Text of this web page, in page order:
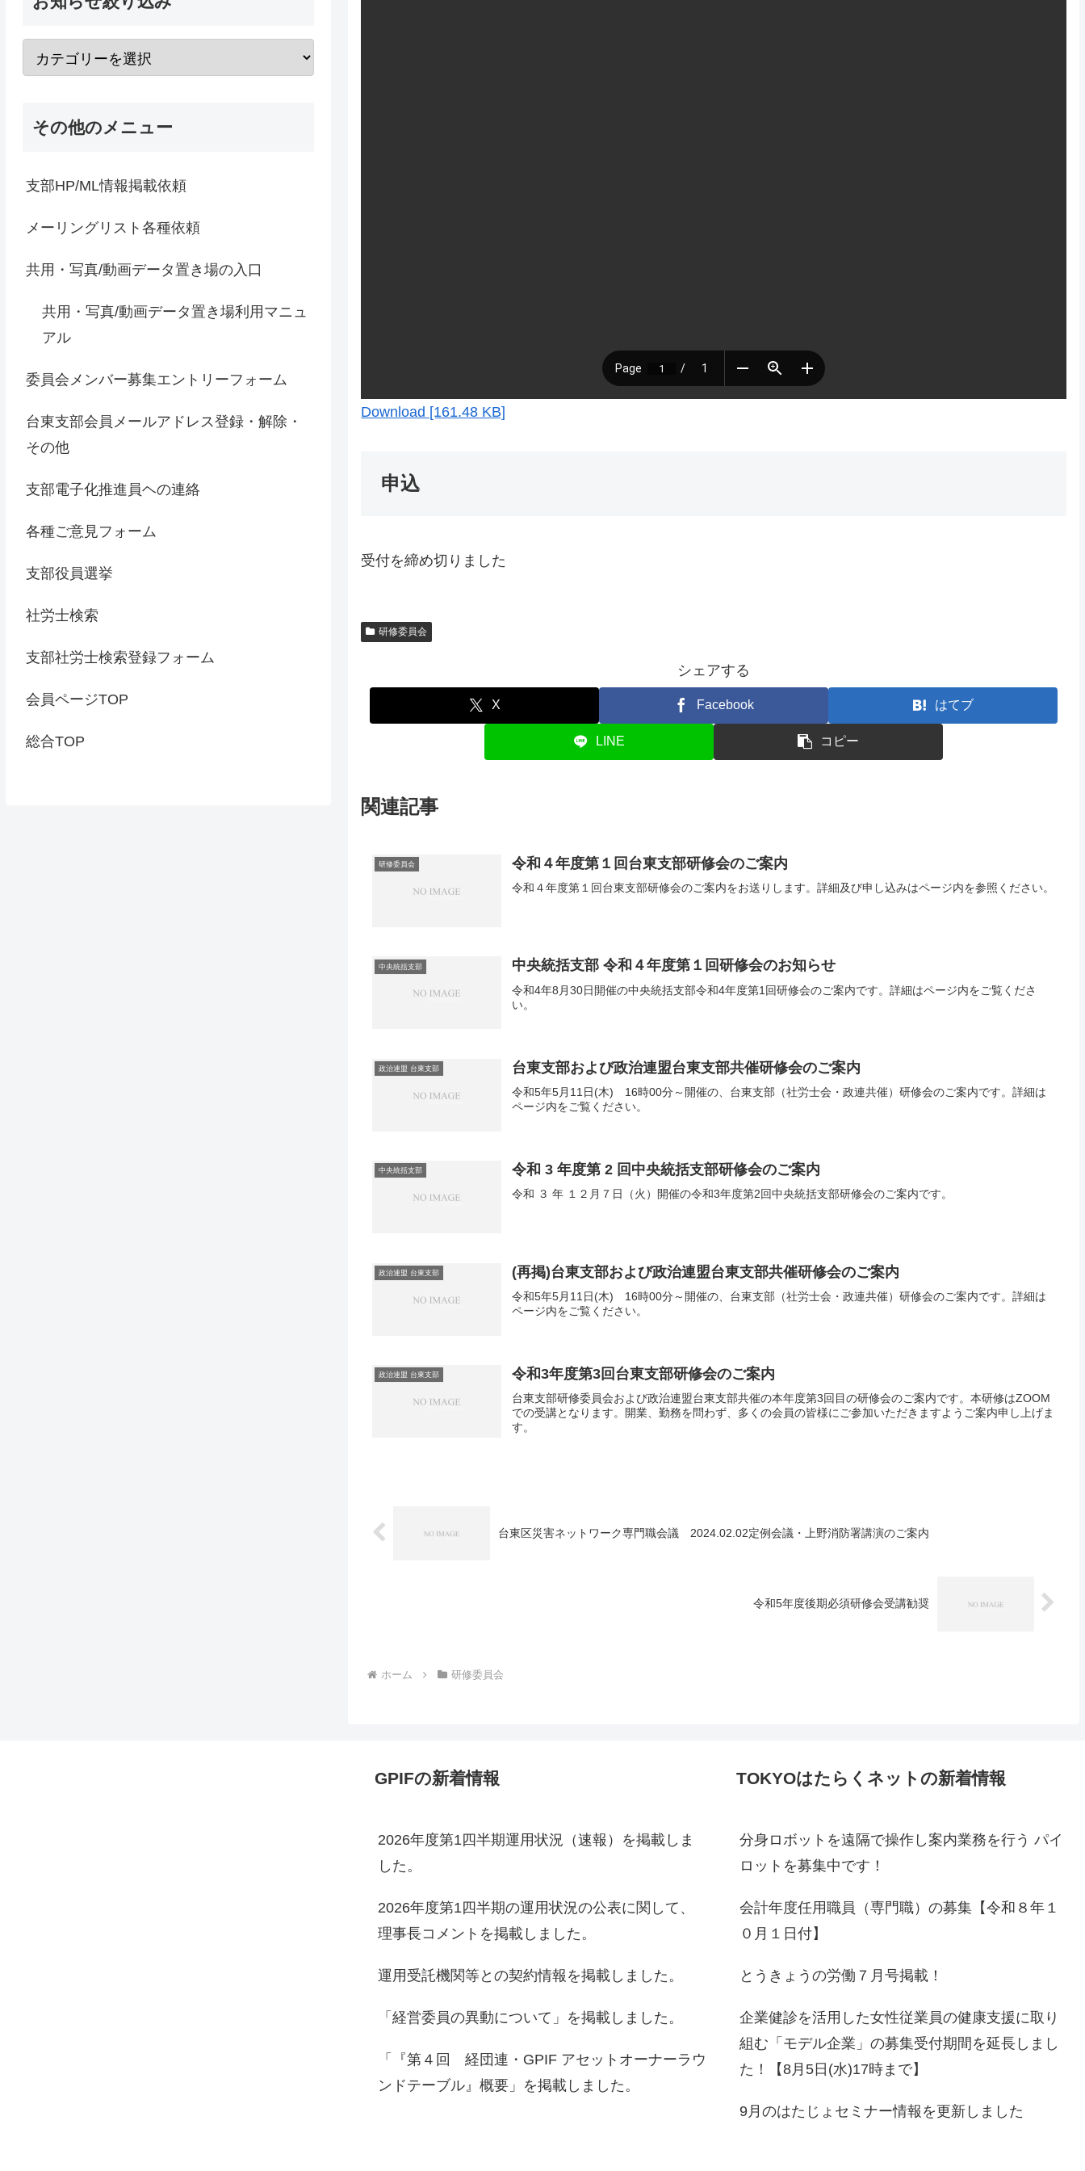
Download [161.48 KB]
申込
受付を締め切りました
研修委員会
シェアする
X Facebook はてブ
LINE コピー
関連記事
研修委員会 令和４年度第１回台東支部研修会のご案内
令和４年度第１回台東支部研修会のご案内をお送りします。詳細及び申し込みはページ内を参照ください。
中央統括支部 中央統括支部 令和４年度第１回研修会のお知らせ
令和4年8月30日開催の中央統括支部令和4年度第1回研修会のご案内です。詳細はページ内をご覧くださ
い。
政治連盟 台東支部 台東支部および政治連盟台東支部共催研修会のご案内
令和5年5月11日(木) 16時00分～開催の、台東支部（社労士会・政連共催）研修会のご案内です。詳細は
ページ内をご覧ください。
中央統括支部 令和 3 年度第 2 回中央統括支部研修会のご案内
令和 ３ 年 １２月７日（火）開催の令和3年度第2回中央統括支部研修会のご案内です。
政治連盟 台東支部 (再掲)台東支部および政治連盟台東支部共催研修会のご案内
令和5年5月11日(木) 16時00分～開催の、台東支部（社労士会・政連共催）研修会のご案内です。詳細は
ページ内をご覧ください。
政治連盟 台東支部 令和3年度第3回台東支部研修会のご案内
台東支部研修委員会および政治連盟台東支部共催の本年度第3回目の研修会のご案内です。本研修はZOOM
での受講となります。開業、勤務を問わず、多くの会員の皆様にご参加いただきますようご案内申し上げま
す。
台東区災害ネットワーク専門職会議 2024.02.02定例会議・上野消防署講演のご案内
令和5年度後期必須研修会受講勧奨
ホーム 研修委員会
その他のメニュー
支部HP/ML情報掲載依頼
メーリングリスト各種依頼
共用・写真/動画データ置き場の入口
共用・写真/動画データ置き場利用マニュ
アル
委員会メンバー募集エントリーフォーム
台東支部会員メールアドレス登録・解除・
その他
支部電子化推進員ヘの連絡
各種ご意見フォーム
支部役員選挙
社労士検索
支部社労士検索登録フォーム
会員ページTOP
総合TOP
GPIFの新着情報
2026年度第1四半期運用状況（速報）を掲載しま
した。
2026年度第1四半期の運用状況の公表に関して、
理事長コメントを掲載しました。
運用受託機関等との契約情報を掲載しました。
「経営委員の異動について」を掲載しました。
「『第４回 経団連・GPIF アセットオーナーラウ
ンドテーブル』概要」を掲載しました。
TOKYOはたらくネットの新着情報
分身ロボットを遠隔で操作し案内業務を行う パイ
ロットを募集中です！
会計年度任用職員（専門職）の募集【令和８年１
０月１日付】
とうきょうの労働７月号掲載！
企業健診を活用した女性従業員の健康支援に取り
組む「モデル企業」の募集受付期間を延長しまし
た！【8月5日(水)17時まで】
9月のはたじょセミナー情報を更新しました